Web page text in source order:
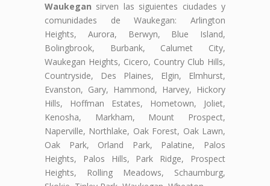
Waukegan sirven las siguientes ciudades y
comunidades de Waukegan: Arlington
Heights, Aurora, Berwyn, Blue Island,
Bolingbrook, Burbank, Calumet City,
Waukegan Heights, Cicero, Country Club Hills,
Countryside, Des Plaines, Elgin, Elmhurst,
Evanston, Gary, Hammond, Harvey, Hickory
Hills, Hoffman Estates, Hometown, Joliet,
Kenosha, Markham, Mount Prospect,
Naperville, Northlake, Oak Forest, Oak Lawn,
Oak Park, Orland Park, Palatine, Palos
Heights, Palos Hills, Park Ridge, Prospect
Heights, Rolling Meadows, Schaumburg,